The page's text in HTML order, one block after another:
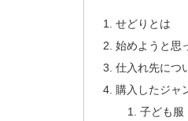
せどりとは
始めようと思
仕入れ先につ
購入したジャ
子ども服